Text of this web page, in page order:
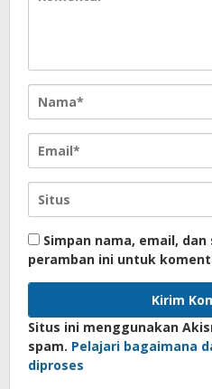
Simpan nama, email,
peramban ini untuk
Situs ini menggunakan
spam. Pelajari bagaimana
diproses